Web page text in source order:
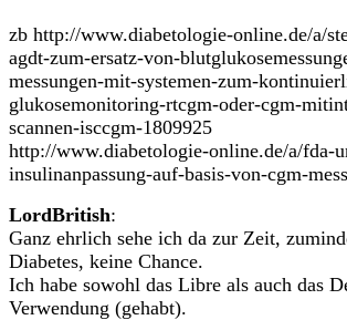
zb http://www.diabetologie-online.de/a/
agdt-zum-ersatz-von-
messungen-mit-systemen-zum-
glukosemonitoring-rtcgm-oder-cgm-
scannen-isccgm-1809925
http://www.diabetologie-online.de/a/fda-
insulinanpassung-auf-basis-von-cgm-
LordBritish:
Ganz ehrlich sehe ich da zur Zeit,
Diabetes, keine Chance.
Ich habe sowohl das Libre als auch das
Verwendung (gehabt).